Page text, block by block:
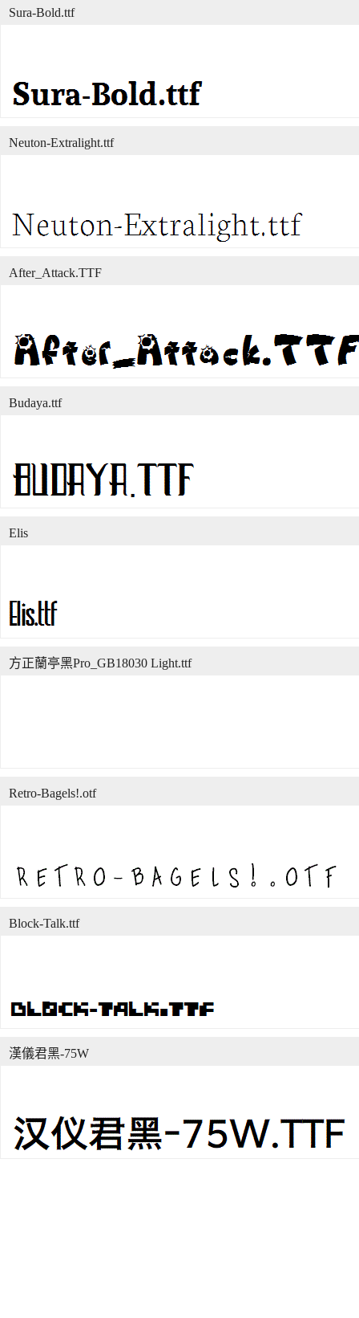
Sura-Bold.ttf
Neuton-Extralight.ttf
After_Attack.TTF
Budaya.ttf
Elis
方正蘭亭黑Pro_GB18030 Light.ttf
Retro-Bagels!.otf
Block-Talk.ttf
漢儀君黑-75W